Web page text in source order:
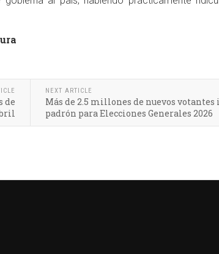
de
NEXT ARTICLE
Más de 2.5 millones de nuevos
padrón para Elecciones Generales 2026